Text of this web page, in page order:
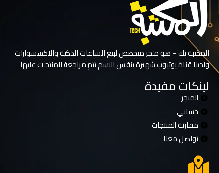
المكتبة تك – هو متجر متخصص لبيع الساعات الذكية والاكسسوارات
ولدينا قناة يوتيوب شهيرة بنفس الاسم تتم مراجعة المنتجات عليها
لينكات مفيدة
المتجر
حسابي
مقارنة المنتجات
تواصل معنا